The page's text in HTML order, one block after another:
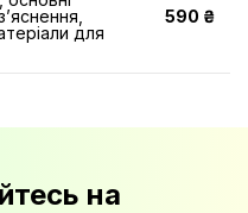
для
590 ₴
на